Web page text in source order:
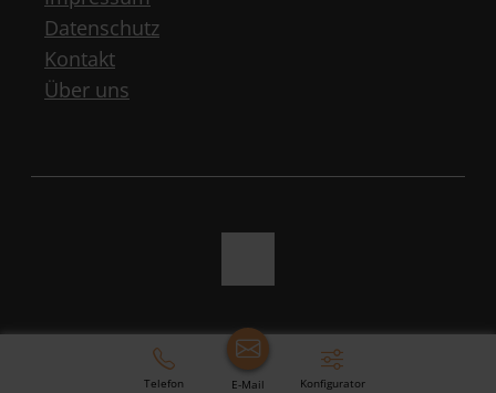
Datenschutz
Kontakt
Über uns
Telefon E-Mail Konfigurator